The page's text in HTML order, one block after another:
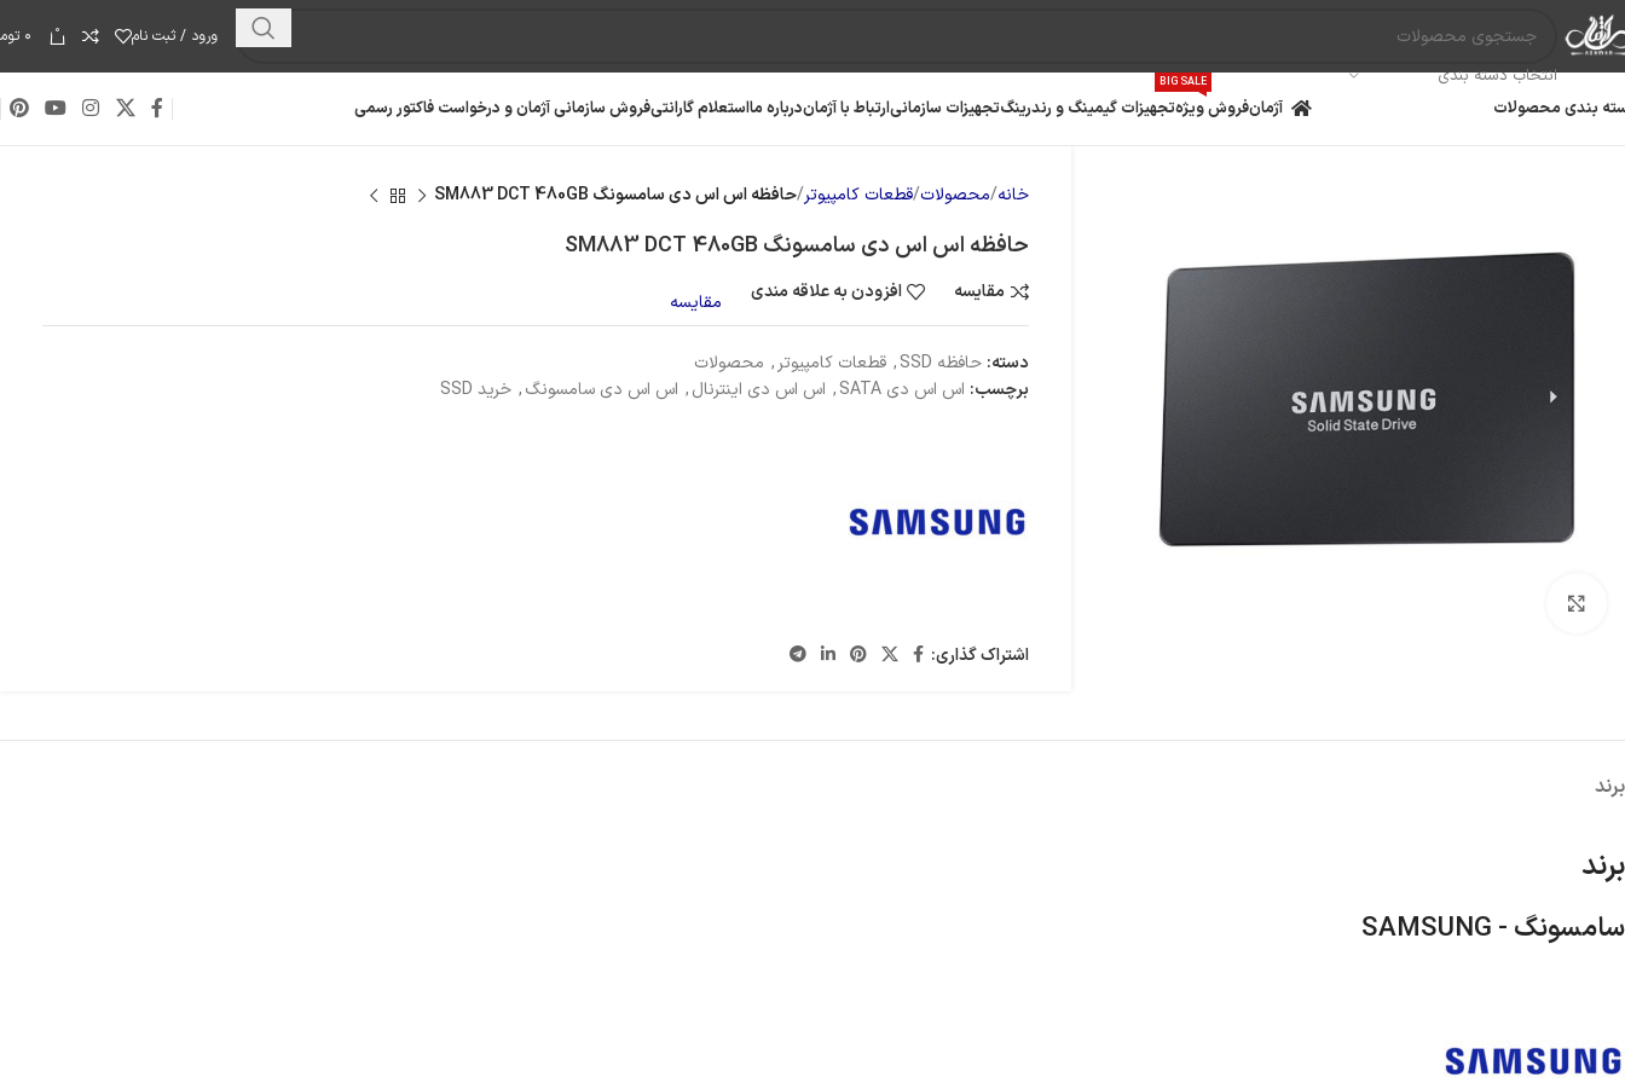
انتخاب دسته بندی
ورود / ثبت نام 0 ۰
بندی محصولات
کیس
هارد اکسترنال
آژمانفروش ویژه
BIG SALE
تجهیزات گیمینگ و رندرینگتجهیزات سازمانیارتباط با آژماندرباره مااستعلام گارانتیفروش سازمانی آژمان و درخواست فاکتور رسمی
خانه محصولات قطعات کامپیوتر حافظه اس اس دی سامسونگ SM883 DCT 480GB
حافظه اس اس دی سامسونگ SM883 DCT 480GB
مقایسه افزودن به علاقه مندی مقایسه
دسته: حافظه SSD , قطعات کامپیوتر , محصولات
برچسب: اس اس دی SATA , اس اس دی اینترنال, اس اس دی سامسونگ, خرید SSD
اشتراک گذاری:
برند
برند
سامسونگ - SAMSUNG